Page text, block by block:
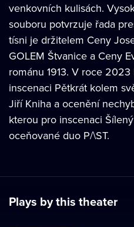
venkovních kulisách.
souboru potvrzuje řada
tísni je držitelem Ceny
GOLEM Štvanice a Ceny
románu 1913. V roce
inscenaci Pětkrát kolem
Jiří Kniha a ocenění
kterou pro inscenaci
oceňované duo P/\ST.
Plays by this theater